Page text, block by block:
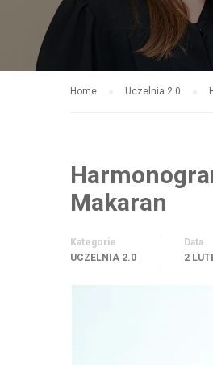
Home Uczelnia 2.0
Makaran
Kategorie
UCZELNIA 2.0
Data
2